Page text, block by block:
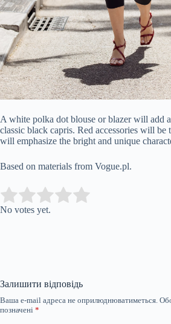
A white polka dot blouse or blazer will add
classic black capris. Red accessories will be
will emphasize the bright and unique
Based on materials from Vogue.pl.
Rate this item:
No votes yet.
Залишити відповідь
Ваша e-mail адреса не оприлюднюватиметься.
позначені *